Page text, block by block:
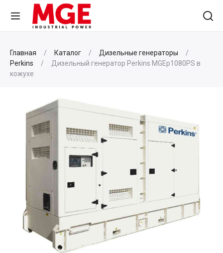
Главная Каталог
Дизельные генераторы
Perkins
Дизельный генератор Perkins MGEp1080PS в
кожухе